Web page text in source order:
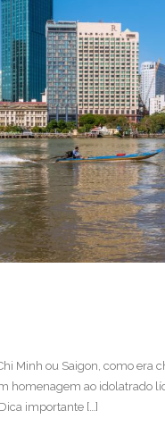
Minh ou Saigon, como era
homenagem ao idolatrado
importante […]